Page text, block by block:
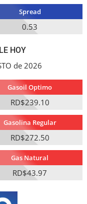
Spread
0.53
HOY
de 2026
Gasoil Optimo
RD$239.10
Gasolina Regular
RD$272.50
Gas Natural
RD$43.97